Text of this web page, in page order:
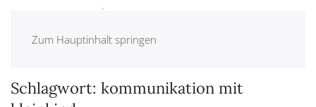
Zum Hauptinhalt springen
Schlagwort: kommunikation mit